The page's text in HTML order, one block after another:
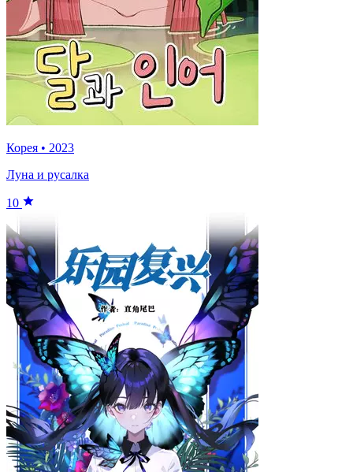
Корея • 2023
Луна и русалка
10